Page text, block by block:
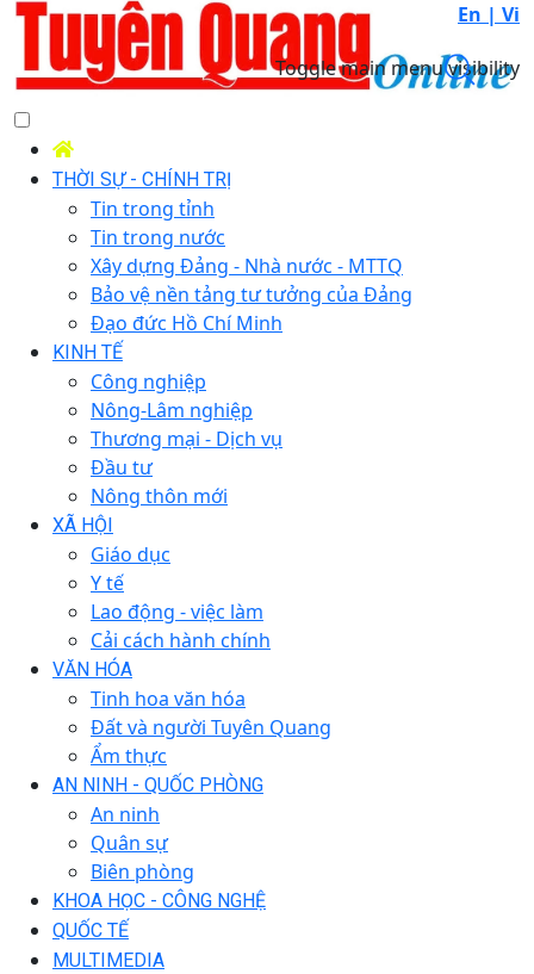
En | Vi
Toggle main menu visibility
THỜI SỰ - CHÍNH TRỊ
Tin trong tỉnh
Tin trong nước
Xây dựng Đảng - Nhà nước - MTTQ
Bảo vệ nền tảng tư tưởng của Đảng
Đạo đức Hồ Chí Minh
KINH TẾ
Công nghiệp
Nông-Lâm nghiệp
Thương mại - Dịch vụ
Đầu tư
Nông thôn mới
XÃ HỘI
Giáo dục
Y tế
Lao động - việc làm
Cải cách hành chính
VĂN HÓA
Tinh hoa văn hóa
Đất và người Tuyên Quang
Ẩm thực
AN NINH - QUỐC PHÒNG
An ninh
Quân sự
Biên phòng
KHOA HỌC - CÔNG NGHỆ
QUỐC TẾ
MULTIMEDIA